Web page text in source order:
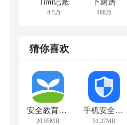
Timi记账
8.5万
下厨房
188万
猜你喜欢
安全教育平台
20.95MB
手机安全管家
51.27MB